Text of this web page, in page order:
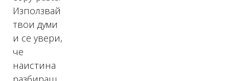
Използвай
твои думи
и се увери,
че
наистина